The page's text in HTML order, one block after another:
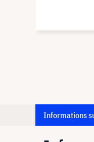
Informations